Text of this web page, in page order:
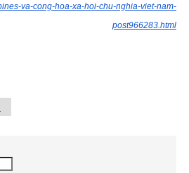
va-cong-hoa-xa-hoi-chu-nghia-viet-nam-
post966283.html